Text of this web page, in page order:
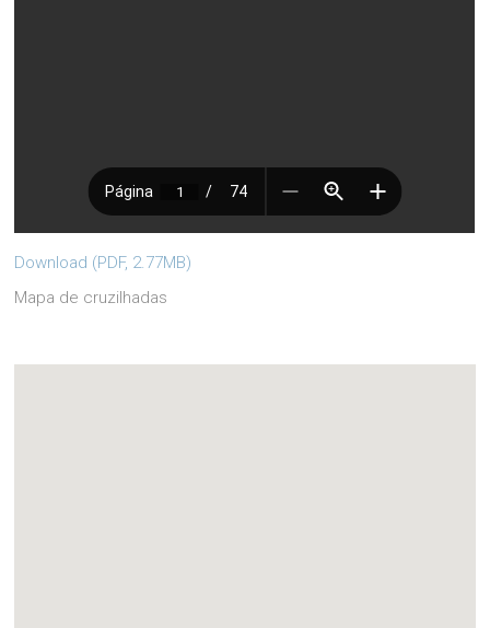
Download (PDF, 2.77MB)
Mapa de cruzilhadas